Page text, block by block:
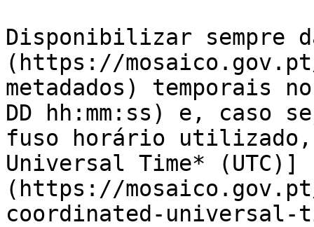
Disponibilizar sempre
(https://
metadados) temporais
DD hh:mm:ss) e, caso
fuso horário utilizado,
Universal Time* (UTC)]
(https://
coordinated-universal-